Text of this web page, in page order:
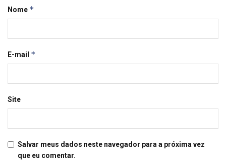
Nome *
E-mail *
Site
Salvar meus dados neste navegador para a próxima vez
que eu comentar.